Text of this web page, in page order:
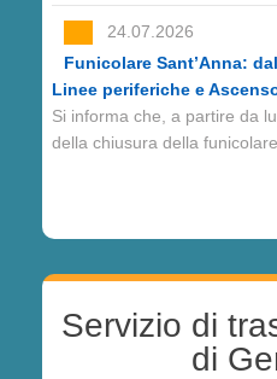
24.07.2026
Funicolare Sant’Anna:
Linee periferiche e
Si informa che, a partire da
della chiusura della funicolare
Servizio di
di